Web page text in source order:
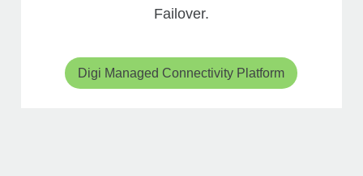
Failover.
Digi Managed Connectivity Platform